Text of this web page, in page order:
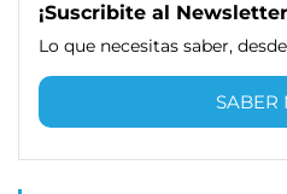
¡Suscribite al
Lo que necesitas saber,
SABER